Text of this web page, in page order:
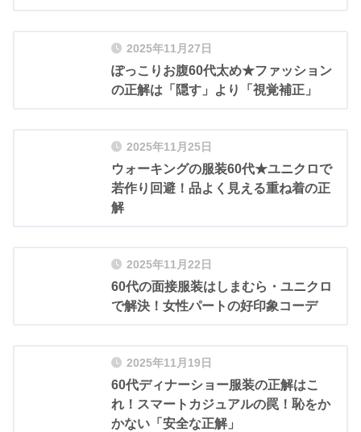
2025年11月27日
ぽっこりお腹60代太め★ファッション
の正解は「隠す」より「視覚補正」
2025年11月25日
ウォーキングの服装60代★ユニクロで
若作り回避！品よく見える重ね着の正
解
2025年11月22日
60代の面接服装はしまむら・ユニクロ
で解決！女性パートの好印象コーデ
2025年11月19日
60代ディナーショー服装の正解はこ
れ！スマートカジュアルの罠！恥をか
かない「安全な正解」